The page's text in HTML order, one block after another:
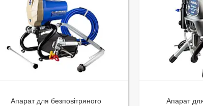
Апарат для безповітряного
Апарат